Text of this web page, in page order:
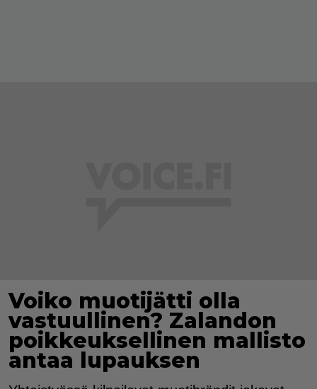
Voiko muotijätti olla
vastuullinen? Zalandon
poikkeuksellinen mallisto
antaa lupauksen